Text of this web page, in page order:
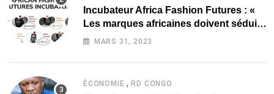
Incubateur Africa Fashion Futures : «
Les marques africaines doivent séduire
davantage les investisseurs »
MARS 31, 2023
ÉCONOMIE ,RD CONGO